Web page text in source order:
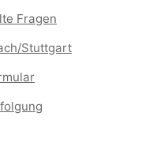
Fragen
Stuttgart